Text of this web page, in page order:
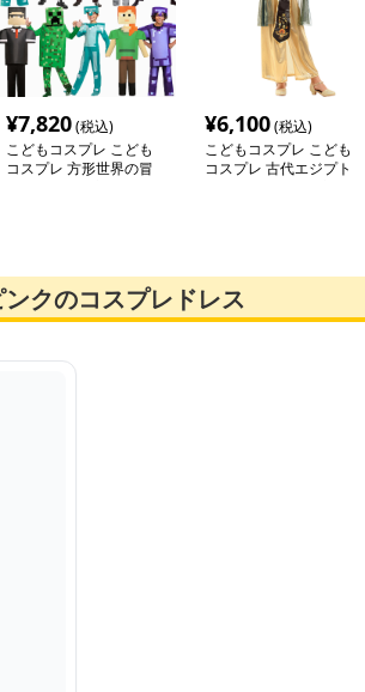
¥7,820(税込)
こどもコスプレ こども
コスプレ 方形世界の冒
¥6,100(税込)
こどもコスプレ こども
コスプレ 古代エジプト
クのコスプレドレス